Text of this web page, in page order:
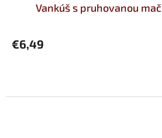
Vankúš s pruhovanou
€6,49